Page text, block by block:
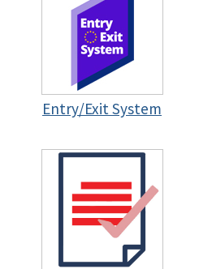
Entry/Exit System